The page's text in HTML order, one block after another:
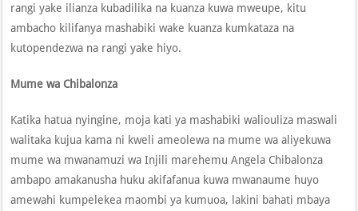
rangi yake ilianza kubadilika na kuanza kuwa mweupe, kitu
ambacho kilifanya mashabiki wake kuanza kumkataza na
kutopendezwa na rangi yake hiyo.
Mume wa Chibalonza
Katika hatua nyingine, moja kati ya mashabiki waliouliza maswali
walitaka kujua kama ni kweli ameolewa na mume wa aliyekuwa
mume wa mwanamuzi wa Injili marehemu Angela Chibalonza
ambapo amakanusha huku akifafanua kuwa mwanaume huyo
amewahi kumpelekea maombi ya kumuoa, lakini bahati mbaya